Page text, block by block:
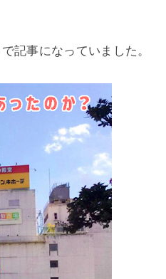
記事になっていました。